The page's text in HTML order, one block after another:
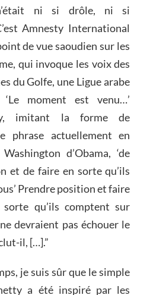
ni si drôle, ni si
Amnesty International
de vue saoudien sur les
qui invoque les voix des
du Golfe, une Ligue arabe
moment est venu…’
imitant la forme de
phrase actuellement en
d’Obama, ‘de
et de faire en sorte qu’ils
Prendre position et faire
qu’ils comptent sur
devraient pas échouer le
il, […].”
je suis sûr que le simple
a été inspiré par les